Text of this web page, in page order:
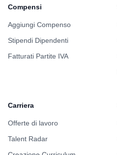
Compensi
Aggiungi Compenso
Stipendi Dipendenti
Fatturati Partite IVA
Carriera
Offerte di lavoro
Talent Radar